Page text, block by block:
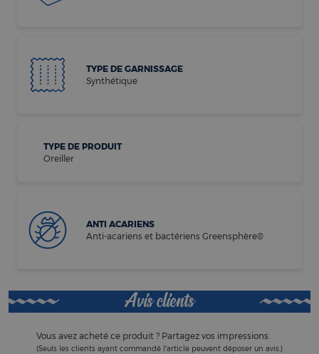
TYPE DE GARNISSAGE
Synthétique
TYPE DE PRODUIT
Oreiller
ANTI ACARIENS
Anti-acariens et bactériens Greensphère®
Avis clients
Vous avez acheté ce produit ? Partagez vos impressions.
(Seuls les clients ayant commandé l'article peuvent déposer un avis.)